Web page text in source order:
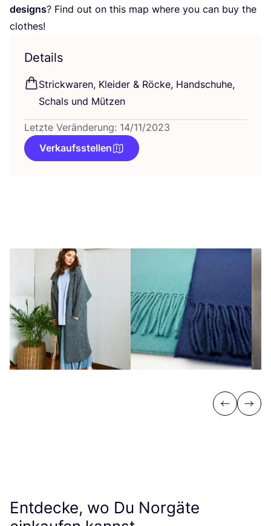
designs? Find out on this map whe­re you can buy the
clothes!
Details
Strick­wa­ren, Klei­der & Röcke, Hand­schu­he,
Schals und Mützen
Letzte Veränderung: 14/11/2023
Verkaufsstellen
Previous
Next
Entdecke, wo Du Norgäte